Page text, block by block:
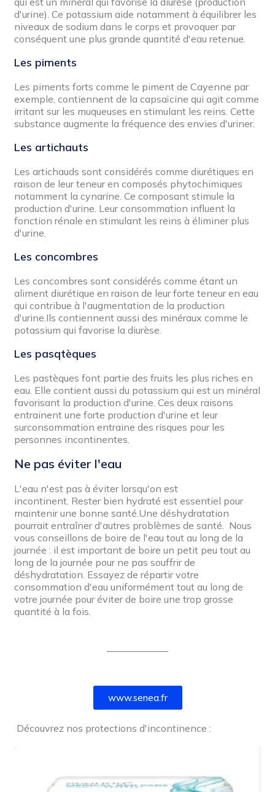
d'urine). Ce potassium aide notamment à équilibrer les
niveaux de sodium dans le corps et provoquer par
conséquent une plus grande quantité d'eau retenue.
Les piments
Les piments forts comme le piment de Cayenne par
exemple, contiennent de la capsaïcine qui agit comme
irritant sur les muqueuses en stimulant les reins. Cette
substance augmente la fréquence des envies d'uriner.
Les artichauts
Les artichauds sont considérés comme diurétiques en
raison de leur teneur en composés phytochimiques
notamment la cynarine. Ce composant stimule la
production d'urine. Leur consommation influent la
fonction rénale en stimulant les reins à éliminer plus
d'urine.
Les concombres
Les concombres sont considérés comme étant un
aliment diurétique en raison de leur forte teneur en eau
qui contribue à l'augmentation de la production
d'urine.Ils contiennent aussi des minéraux comme le
potassium qui favorise la diurèse.
Les pasqtèques
Les pastèques font partie des fruits les plus riches en
eau. Elle contient aussi du potassium qui est un minéral
favorisant la production d'urine. Ces deux raisons
entrainent une forte production d'urine et leur
surconsommation entraine des risques pour les
personnes incontinentes.
Ne pas éviter l'eau
L'eau n'est pas à éviter lorsqu'on est
incontinent. Rester bien hydraté est essentiel pour
maintenir une bonne santé.Une déshydratation
pourrait entraîner d'autres problèmes de santé. Nous
vous conseillons de boire de l'eau tout au long de la
journée : il est important de boire un petit peu tout au
long de la journée pour ne pas souffrir de
déshydratation. Essayez de répartir votre
consommation d'eau uniformément tout au long de
votre journée pour éviter de boire une trop grosse
quantité à la fois.
www.senea.fr
Découvrez nos protections d'incontinence :